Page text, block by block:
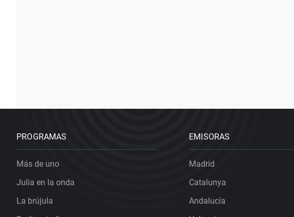
PROGRAMAS
Más de uno
Julia en la onda
La brújula
EMISORAS
Madrid
Catalunya
Andalucía